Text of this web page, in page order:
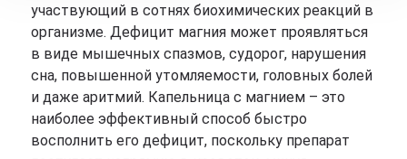
участвующий в сотнях биохимических реакций в
организме. Дефицит магния может проявляться
в виде мышечных спазмов, судорог, нарушения
сна, повышенной утомляемости, головных болей
и даже аритмий. Капельница с магнием – это
наиболее эффективный способ быстро
восполнить его дефицит, поскольку препарат